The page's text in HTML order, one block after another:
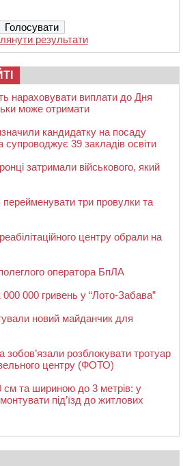
результати
нараховувати виплати до Дня
може отримати
кандидатку на посаду
супроводжує 39 закладів освіти
затримали військового, який
три провулки та
центру обрали на
оператора БпЛА
000 гривень у “Лото-Забава”
новий майданчик для
розблокувати тротуар
центру (ФОТО)
см та шириною до 3 метрів: у
під’їзд до житлових